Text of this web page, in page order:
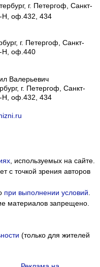
г. Петергоф, Санкт-
Н, оф.432, 434
г. Петергоф, Санкт-
Н, оф.440
Валерьевич
г. Петергоф Санкт-
Н, оф.432, 434
, используемых на сайте.
с точкой зрения авторов
при выполнении условий
материалов запрещено.
(только для жителей